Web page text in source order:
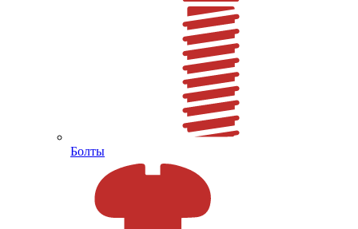
Болты